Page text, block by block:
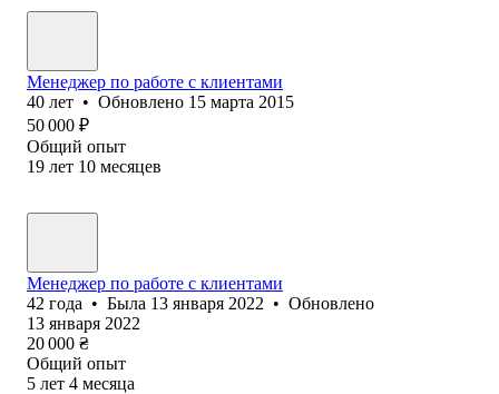
Менеджер по работе с клиентами
40 лет • Обновлено 15 марта 2015
50 000 ₽
Общий опыт
19 лет 10 месяцев
Менеджер по работе с клиентами
42 года • Была 13 января 2022 • Обновлено
13 января 2022
20 000 ₴
Общий опыт
5 лет 4 месяца